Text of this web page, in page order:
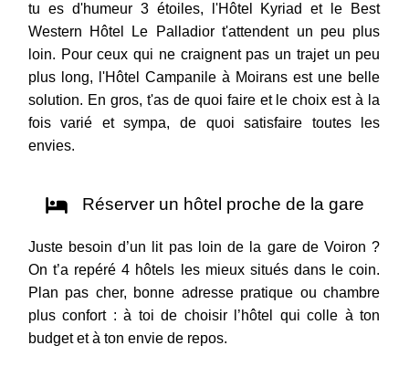
tu es d'humeur 3 étoiles, l'Hôtel Kyriad et le Best
Western Hôtel Le Palladior t'attendent un peu plus
loin. Pour ceux qui ne craignent pas un trajet un peu
plus long, l'Hôtel Campanile à Moirans est une belle
solution. En gros, t'as de quoi faire et le choix est à la
fois varié et sympa, de quoi satisfaire toutes les
envies.
Réserver un hôtel proche de la gare
Juste besoin d’un lit pas loin de la gare de Voiron ?
On t’a repéré 4 hôtels les mieux situés dans le coin.
Plan pas cher, bonne adresse pratique ou chambre
plus confort : à toi de choisir l’hôtel qui colle à ton
budget et à ton envie de repos.